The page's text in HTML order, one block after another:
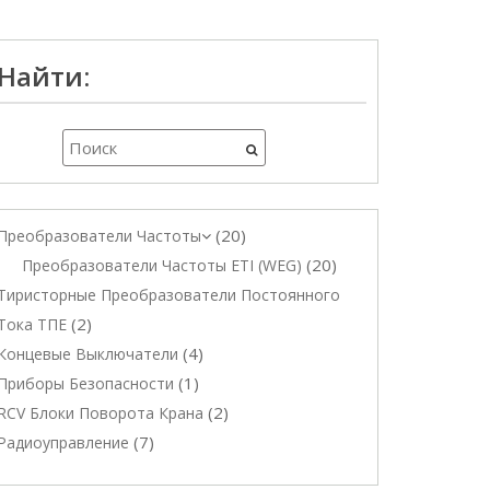
Частоты 20
Преобразователи Частоты ETI (WEG) 20
Преобразователи Постоянного
ТПЕ 2
Выключатели 4
Безопасности 1
Блоки Поворота Крана 2
7